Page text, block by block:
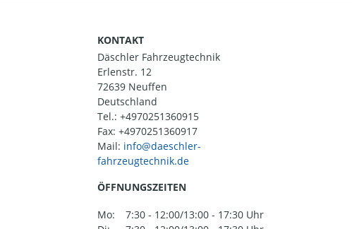
KONTAKT
Däschler Fahrzeugtechnik
Erlenstr. 12
72639 Neuffen
Deutschland
Tel.: +4970251360915
Fax: +4970251360917
Mail:
ÖFFNUNGSZEITEN
Mo:
7:30 - 12:00/13:00 - 17:30 Uhr